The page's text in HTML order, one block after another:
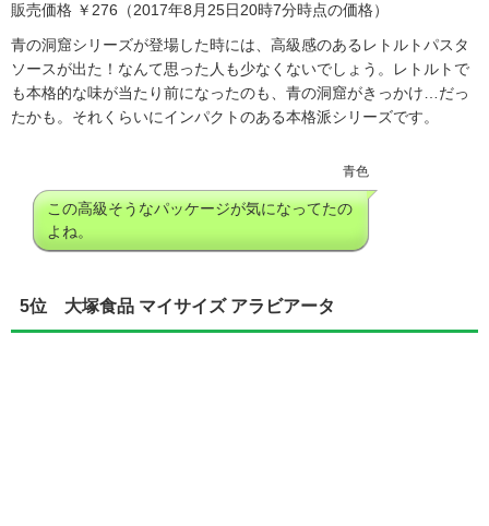
販売価格 ￥276（2017年8月25日20時7分時点の価格）
青の洞窟シリーズが登場した時には、高級感のあるレトルトパスタ
ソースが出た！なんて思った人も少なくないでしょう。レトルトで
も本格的な味が当たり前になったのも、青の洞窟がきっかけ…だっ
たかも。それくらいにインパクトのある本格派シリーズです。
青色
この高級そうなパッケージが気になってたの
よね。
5位 大塚食品 マイサイズ アラビアータ